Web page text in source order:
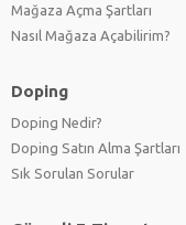
Mağaza Açma Şartları
Nasıl Mağaza Açabilirim?
Doping
Doping Nedir?
Doping Satın Alma Şartları
Sık Sorulan Sorular